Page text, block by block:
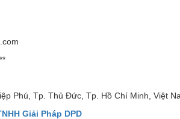
Phú, Tp. Thủ Đức, Tp. Hồ Chí Minh, Việt
Giải Pháp DPD